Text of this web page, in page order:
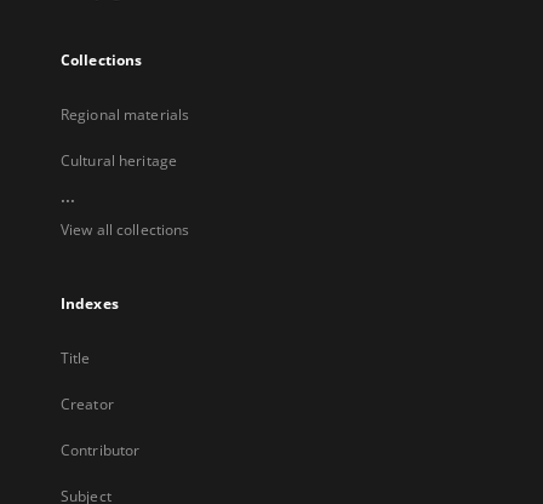
Collections
Regional materials
Cultural heritage
...
View all collections
Indexes
Title
Creator
Contributor
Subject